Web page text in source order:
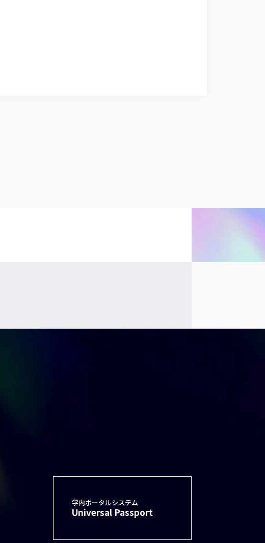
学内ポータルシステム
Universal Passport